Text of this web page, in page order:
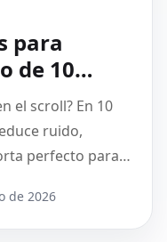
para
de 10
que
el scroll? En 10
ruido,
perfecto para
de 2026